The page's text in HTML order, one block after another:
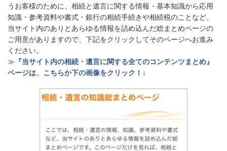
うお客様のために、相続と遺言に関する情報・基本知識から応用
知識・参考資料や書式・銀行の相続手続きや相続税のことなど、
当サイト内のありとあらゆる情報を詰め込んだ総まとめページの
ご用意がありますので、下記をクリックしてそのページへお進み
ください。
≫ 『当サイト内の相続・遺言に関する全てのコンテンツまとめ』
ページは、こちらか下の画像をクリック！ ↓